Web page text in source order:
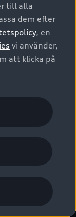
bil av detta?
till alla
dem efter
, en
vi använder,
att klicka på